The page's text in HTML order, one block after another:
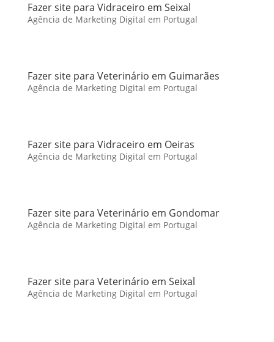
Fazer site para Vidraceiro em Seixal
Agência de Marketing Digital em Portugal
Fazer site para Veterinário em Guimarães
Agência de Marketing Digital em Portugal
Fazer site para Vidraceiro em Oeiras
Agência de Marketing Digital em Portugal
Fazer site para Veterinário em Gondomar
Agência de Marketing Digital em Portugal
Fazer site para Veterinário em Seixal
Agência de Marketing Digital em Portugal